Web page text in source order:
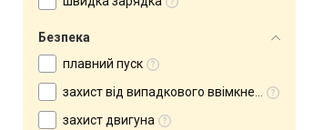
Безпека
плавний пуск
захист від випадкового ввімкнення
захист двигуна